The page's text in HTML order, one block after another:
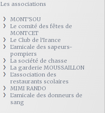
Les associations
MONT'SOU
Le comité des fêtes de
MONTCET
Le Club de l'Irance
L'amicale des sapeurs-
pompiers
La société de chasse
La garderie MOUSSAILLON
L'association des
restaurants scolaires
MIMI RANDO
L'amicale des donneurs de
sang